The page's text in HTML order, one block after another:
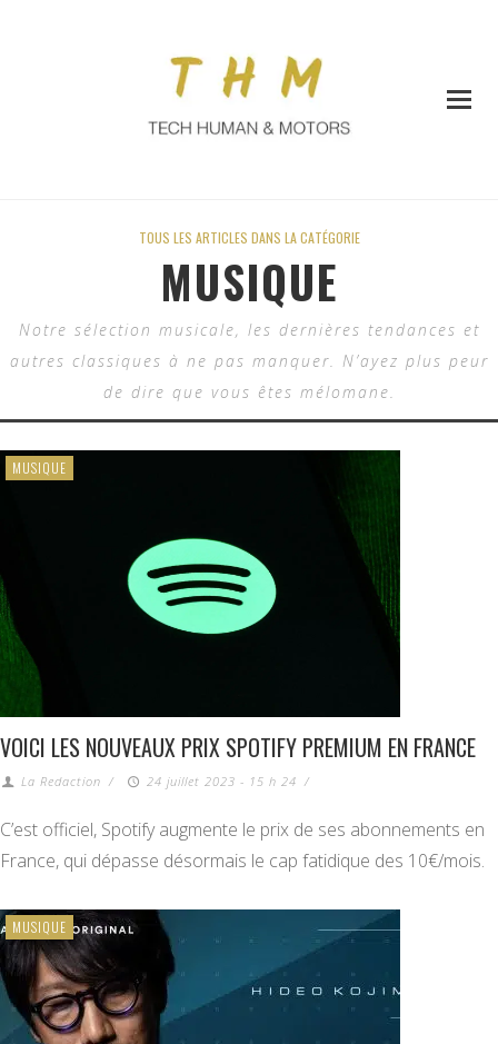
TOUS LES ARTICLES DANS LA CATÉGORIE
MUSIQUE
Notre sélection musicale, les dernières tendances et
autres classiques à ne pas manquer. N’ayez plus peur
de dire que vous êtes mélomane.
MUSIQUE
VOICI LES NOUVEAUX PRIX SPOTIFY PREMIUM EN FRANCE
La Redaction / 24 juillet 2023 - 15 h 24 /
C’est officiel, Spotify augmente le prix de ses abonnements en
France, qui dépasse désormais le cap fatidique des 10€/mois.
MUSIQUE